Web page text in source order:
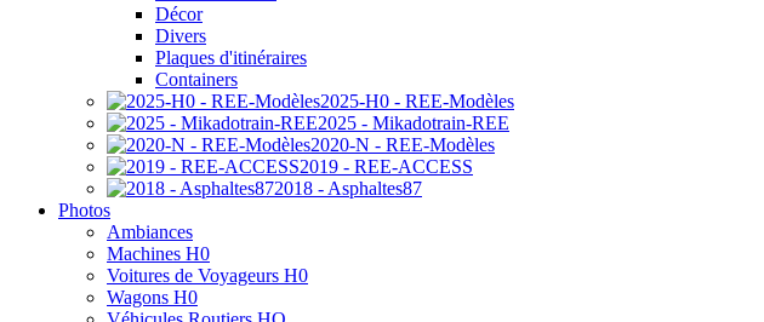
Décor
Divers
Plaques d'itinéraires
Containers
2025-H0 - REE-Modèles
2025 - Mikadotrain-REE
2020-N - REE-Modèles
2019 - REE-ACCESS
2018 - Asphaltes87
Photos
Ambiances
Machines H0
Voitures de Voyageurs H0
Wagons H0